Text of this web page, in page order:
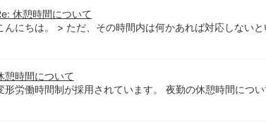
休憩時間について
んにちは。 > ただ、その時間内は何かあれば対応しない
憩時間について
形労働時間制が採用されています。 夜勤の休憩時間につ